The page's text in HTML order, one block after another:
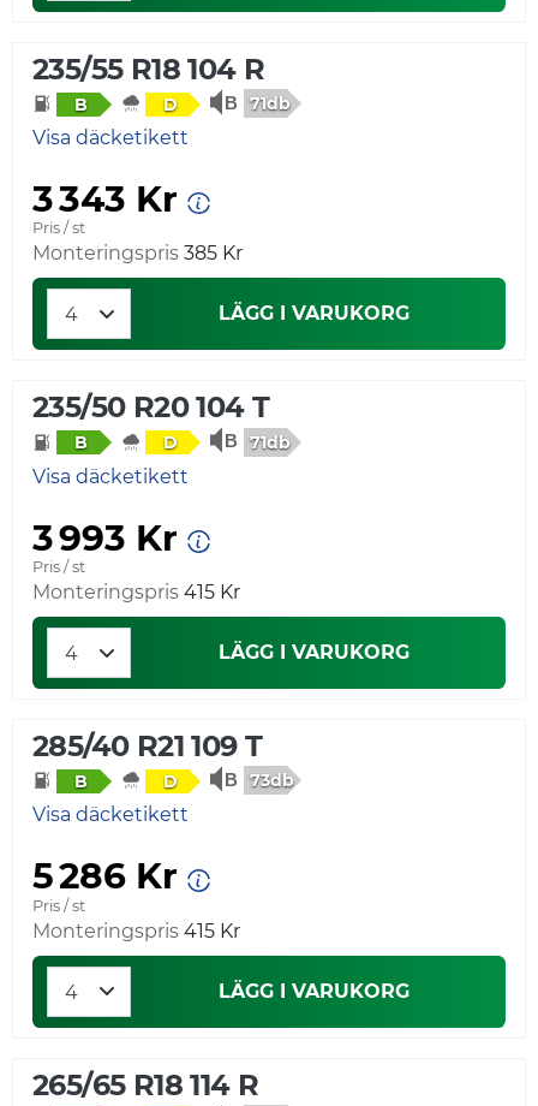
235/55 R18 104 R
B D 71db
Visa däcketikett
3 343 Kr
Pris / st
Monteringspris 385 Kr
LÄGG I VARUKORG
235/50 R20 104 T
B D 71db
Visa däcketikett
3 993 Kr
Pris / st
Monteringspris 415 Kr
LÄGG I VARUKORG
285/40 R21 109 T
B D 73db
Visa däcketikett
5 286 Kr
Pris / st
Monteringspris 415 Kr
LÄGG I VARUKORG
265/65 R18 114 R